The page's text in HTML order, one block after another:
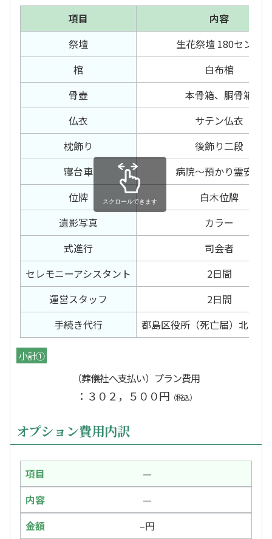
項目
内容
祭壇
生花祭壇 180センチ
棺
白布棺
骨壺
本骨箱、胴骨箱
仏衣
サテン仏衣
枕飾り
後飾り二段
寝台車
病院〜預かり霊安室
位牌
白木位牌
遺影写真
カラー
式進行
司会者
セレモニーアシスタント
2日間
運営スタッフ
2日間
手続き代行
都島区役所（死亡届）北斎場
スクロールできます
小計①
（葬儀社へ支払い）プラン費用
：３０２，５００円 （税込）
オプション費用内訳
—
—
–円